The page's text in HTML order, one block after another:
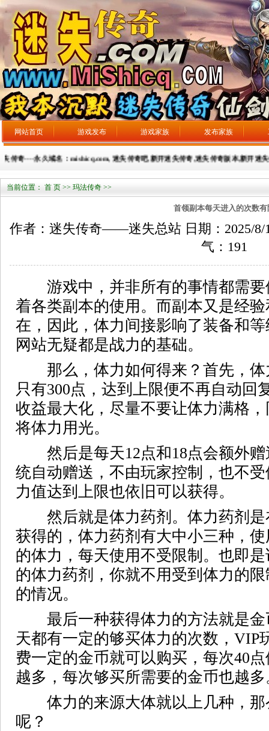
网站首页 游戏发布 游戏家族 发布家族
奇----永久域名：mishicq.com, 迷失传奇吧,新开迷失传奇,迷失传奇版本,新开迷失传
当前位置： 首 页 >> 玛法传奇 >>
首领副本每天进入的次数有
作者：迷失传奇——迷失总站 日期：2025/8/
气： 191
游戏中，并非所有的事情都需要
着各类副本的使用。而副本又是经
在，因此，体力间接影响了装备和
网站无疑都是战力的基础。
那么，体力如何得来？首先，体
只有300点，达到上限便不再自动回
收益最大化，尽量不要让体力满格
将体力用光。
然后是每天12点和18点会额外赠
统自动赠送，不由玩家控制，也不
力值达到上限也依旧可以获得。
然后就是体力药剂。体力药剂是
获得的，体力药剂有大中小三种，
的体力，每天使用不受限制。也即
的体力药剂，你就不用受到体力的
的情况。
最后一种获得体力的方法就是金
天都有一定的够买体力的次数，VIP
费一定的金币就可以购买，每次40
越多，每次够买所需要的金币也越多
体力的来源大体就以上几种，那
呢？